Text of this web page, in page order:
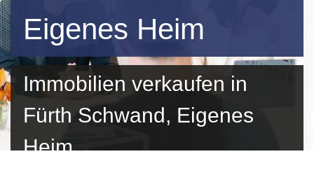
Eigenes Heim
Immobilien verkaufen in
Fürth Schwand, Eigenes
Heim